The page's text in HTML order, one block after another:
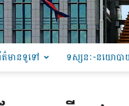
មានទូទៅ ទស្សនៈ-នយោប